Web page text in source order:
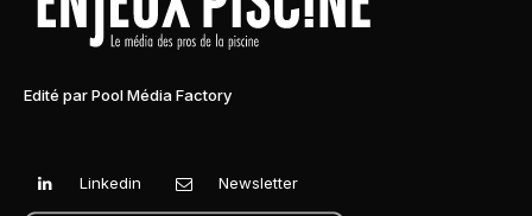
Edité par Pool Média Factory
Linkedin Newsletter